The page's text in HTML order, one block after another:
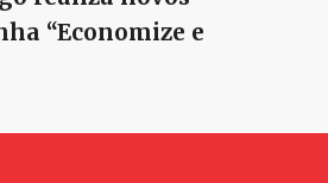
“Economize e